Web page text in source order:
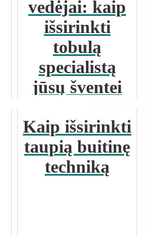
vedėjai: kaip
išsirinkti
tobulą
specialistą
jūsų šventei
Kaip išsirinkti
taupią buitinę
techniką